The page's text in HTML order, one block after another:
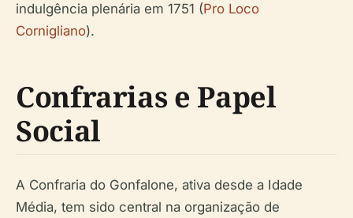
indulgência plenária em 1751 (Pro Loco
Cornigliano).
Confrarias e Papel
Social
A Confraria do Gonfalone, ativa desde a Idade
Média, tem sido central na organização de